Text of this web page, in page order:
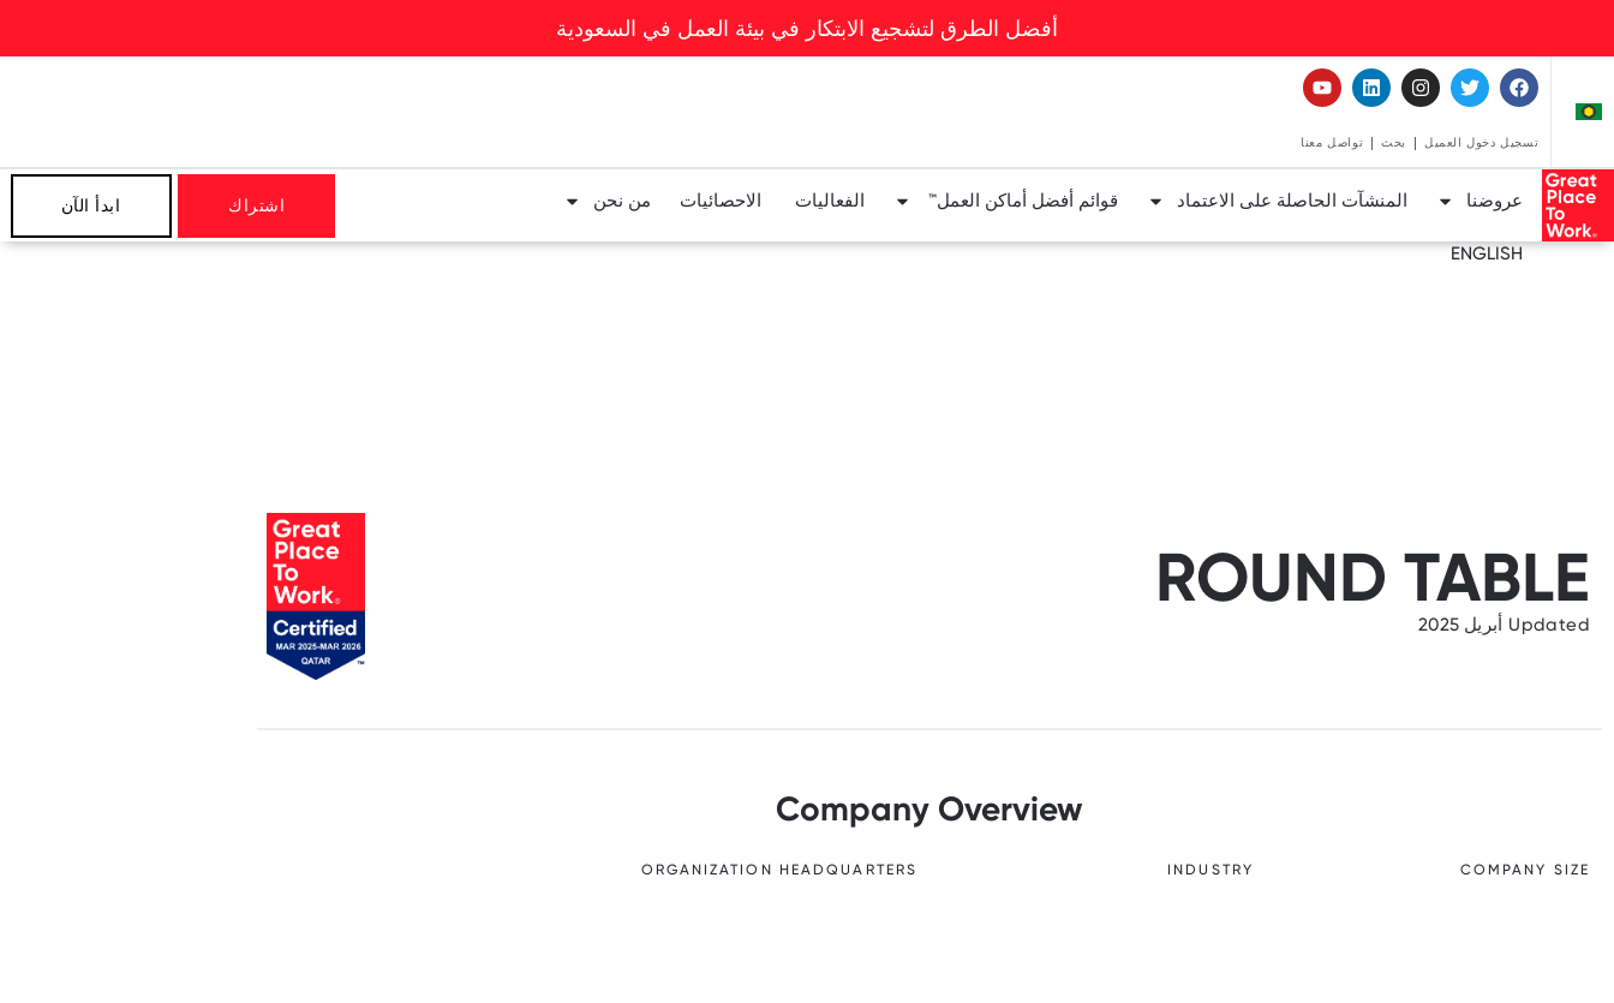
أفضل الطرق لتشجيع الابتكار في بيئة العمل في السعودية
تسجيل دخول العميل بحث تواصل معنا
عروضنا المنشآت الحاصلة على الاعتماد قوائم أفضل أماكن العمل™ الفعاليات الاحصائيات من نحن
ENGLISH
اشتراك ابدأ الآن
ROUND TABLE
Updated أبريل 2025
Company Overview
COMPANY SIZE
INDUSTRY
ORGANIZATION HEADQUARTERS